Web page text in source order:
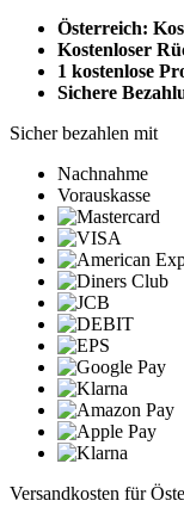
Österreich:
Kostenloser
1 kostenlose
Sichere
Sicher bezahlen mit
Nachnahme
Vorauskasse
Versandkosten für